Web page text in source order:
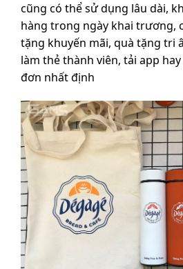
cũng có thể sử dụng lâu dài,
hàng trong ngày khai trương,
tặng khuyến mãi, quà tặng tri
làm thẻ thành viên, tải app
đơn nhất định